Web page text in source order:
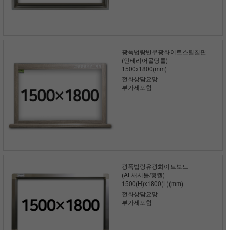
광폭법랑반무광화이트스틸칠판
(인테리어몰딩틀)
1500x1800(mm)
전화상담요망
부가세포함
광폭법랑유광화이트보드
(AL새시틀/횡켈)
1500(H)x1800(L)(mm)
전화상담요망
부가세포함